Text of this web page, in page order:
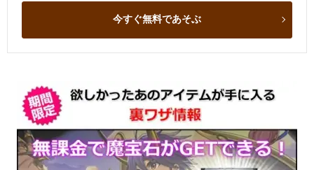
今すぐ無料であそぶ